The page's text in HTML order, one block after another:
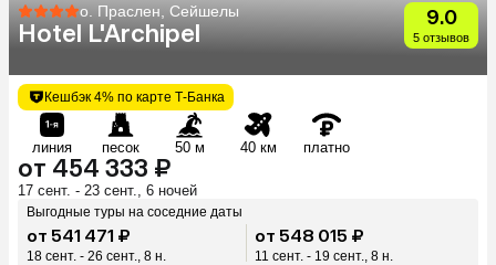
о. Праслен, Сейшелы
Hotel L'Archipel
9.0
5 отзывов
Кешбэк 4% по карте Т-Банка
линия песок 50 м 40 км платно
от 454 333 ₽
17 сент. - 23 сент., 6 ночей
Выгодные туры на соседние даты
от 541 471 ₽
18 сент. - 26 сент., 8 н.
от 548 015 ₽
11 сент. - 19 сент., 8 н.